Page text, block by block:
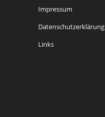
Impressum
Datenschutzerklärung
Links